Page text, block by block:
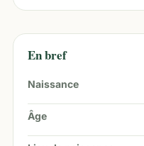
En bref
Naissance
Âge